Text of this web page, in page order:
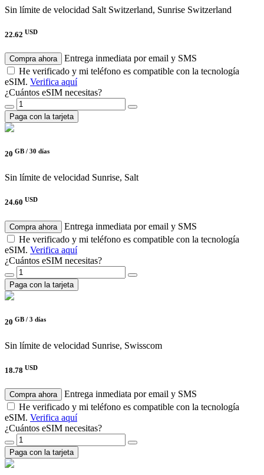
Sin límite de velocidad Salt Switzerland, Sunrise Switzerland
22.62 USD
Compra ahora
Entrega inmediata por email y SMS
He verificado y mi teléfono es compatible con la tecnología
eSIM. Verifica aquí
¿Cuántos eSIM necesitas?
Paga con la tarjeta
20 GB / 30 días
Sin límite de velocidad Sunrise, Salt
24.60 USD
Compra ahora
Entrega inmediata por email y SMS
He verificado y mi teléfono es compatible con la tecnología
eSIM. Verifica aquí
¿Cuántos eSIM necesitas?
Paga con la tarjeta
20 GB / 3 días
Sin límite de velocidad Sunrise, Swisscom
18.78 USD
Compra ahora
Entrega inmediata por email y SMS
He verificado y mi teléfono es compatible con la tecnología
eSIM. Verifica aquí
¿Cuántos eSIM necesitas?
Paga con la tarjeta